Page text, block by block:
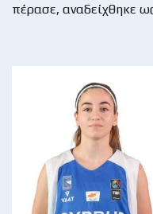
πέρασε, αναδείχθηκε